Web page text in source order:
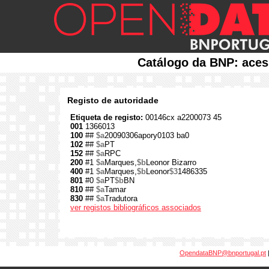
Catálogo da BNP:
Registo de autoridade
Etiqueta de registo: 00146cx a2200073 45
001 1366013
100 ## $a20090306apory0103 ba0
102 ## $aPT
152 ## $aRPC
200 #1 $aMarques,$bLeonor Bizarro
400 #1 $aMarques,$bLeonor$31486335
801 #0 $aPT$bBN
810 ## $aTamar
830 ## $aTradutora
ver registos bibliográficos associados
OpendataBNP@bnportugal.pt